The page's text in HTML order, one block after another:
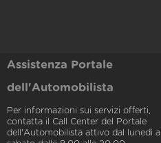
Assistenza Portale
dell'Automobilista
Per informazioni sui servizi offerti,
contatta il Call Center del Portale
dell'Automobilista attivo dal lunedì al